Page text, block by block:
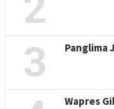
3 Panglima
Wapres